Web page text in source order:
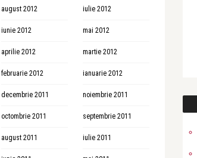
august 2012 iulie 2012
iunie 2012 mai 2012
aprilie 2012 martie 2012
februarie 2012 ianuarie 2012
decembrie 2011 noiembrie 2011
octombrie 2011 septembrie 2011
august 2011 iulie 2011